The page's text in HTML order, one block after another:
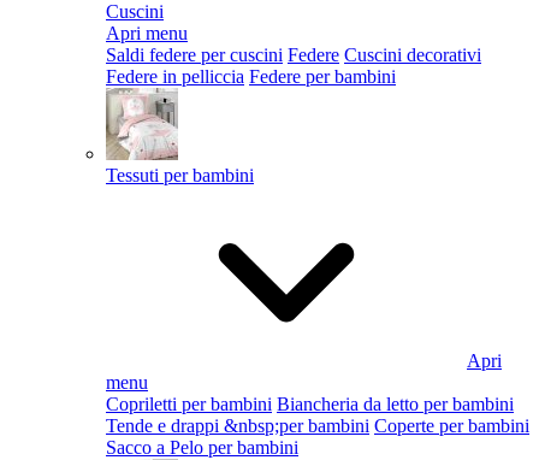
Cuscini
Apri menu
Saldi federe per cuscini Federe Cuscini decorativi
Federe in pelliccia Federe per bambini
Tessuti per bambini
Apri
menu
Copriletti per bambini Biancheria da letto per bambini
Tende e drappi &nbsp;per bambini Coperte per bambini
Sacco a Pelo per bambini